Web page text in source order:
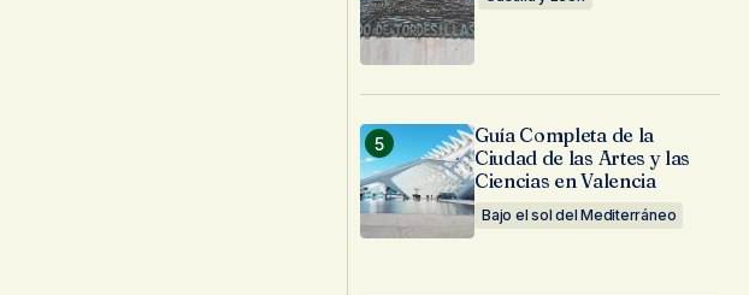
Guía Completa de la
Ciudad de las Artes y las
Ciencias en Valencia
Bajo el sol del Mediterráneo